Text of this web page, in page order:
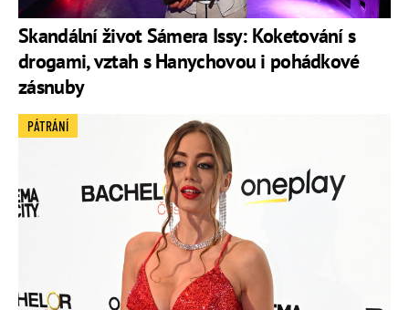
Skandální život Sámera Issy: Koketování s
drogami, vztah s Hanychovou i pohádkové
zásnuby
PÁTRÁNÍ